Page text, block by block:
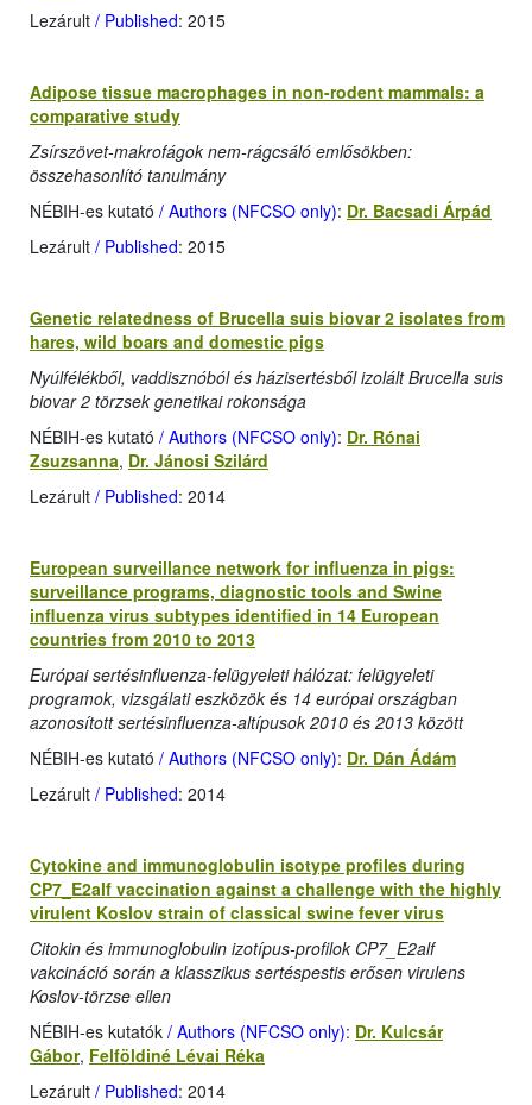
Lezárult / Published: 2015
Adipose tissue macrophages in non-rodent mammals: a
comparative study
Zsírszövet-makrofágok nem-rágcsáló emlősökben:
összehasonlító tanulmány
NÉBIH-es kutató / Authors (NFCSO only): Dr. Bacsadi Árpád
Lezárult / Published: 2015
Genetic relatedness of Brucella suis biovar 2 isolates from
hares, wild boars and domestic pigs
Nyúlfélékből, vaddisznóból és házisertésből izolált Brucella suis
biovar 2 törzsek genetikai rokonsága
NÉBIH-es kutató / Authors (NFCSO only): Dr. Rónai
Zsuzsanna, Dr. Jánosi Szilárd
Lezárult / Published: 2014
European surveillance network for influenza in pigs:
surveillance programs, diagnostic tools and Swine
influenza virus subtypes identified in 14 European
countries from 2010 to 2013
Európai sertésinfluenza-felügyeleti hálózat: felügyeleti
programok, vizsgálati eszközök és 14 európai országban
azonosított sertésinfluenza-altípusok 2010 és 2013 között
NÉBIH-es kutató / Authors (NFCSO only): Dr. Dán Ádám
Lezárult / Published: 2014
Cytokine and immunoglobulin isotype profiles during
CP7_E2alf vaccination against a challenge with the highly
virulent Koslov strain of classical swine fever virus
Citokin és immunoglobulin izotípus-profilok CP7_E2alf
vakcináció során a klasszikus sertéspestis erősen virulens
Koslov-törzse ellen
NÉBIH-es kutatók / Authors (NFCSO only): Dr. Kulcsár
Gábor, Felföldiné Lévai Réka
Lezárult / Published: 2014